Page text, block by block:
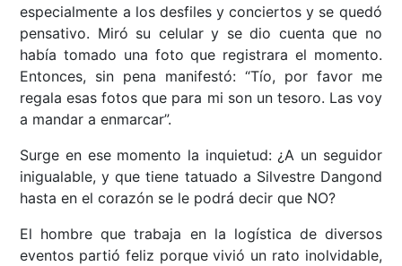
especialmente a los desfiles y conciertos y se quedó
pensativo. Miró su celular y se dio cuenta que no
había tomado una foto que registrara el momento.
Entonces, sin pena manifestó: “Tío, por favor me
regala esas fotos que para mi son un tesoro. Las voy
a mandar a enmarcar”.
Surge en ese momento la inquietud: ¿A un seguidor
inigualable, y que tiene tatuado a Silvestre Dangond
hasta en el corazón se le podrá decir que NO?
El hombre que trabaja en la logística de diversos
eventos partió feliz porque vivió un rato inolvidable,